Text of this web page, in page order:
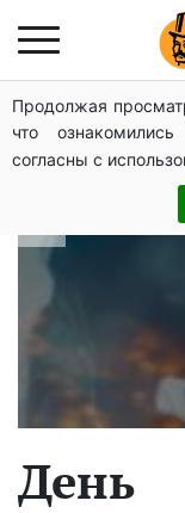
Продолжая
что
согласны с
В які дати
чоловіки:
щоб потім не
День